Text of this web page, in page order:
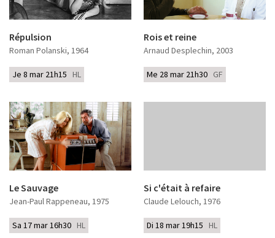
Répulsion
Roman Polanski, 1964
Je 8 mar 21h15 HL
Rois et reine
Arnaud Desplechin, 2003
Me 28 mar 21h30 GF
Le Sauvage
Jean-Paul Rappeneau, 1975
Sa 17 mar 16h30 HL
Si c'était à refaire
Claude Lelouch, 1976
Di 18 mar 19h15 HL